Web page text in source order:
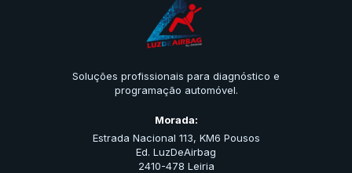
Soluções profissionais para diagnóstico e
programação automóvel.
Morada:
Estrada Nacional 113, KM6 Pousos
Ed. LuzDeAirbag
2410-478 Leiria